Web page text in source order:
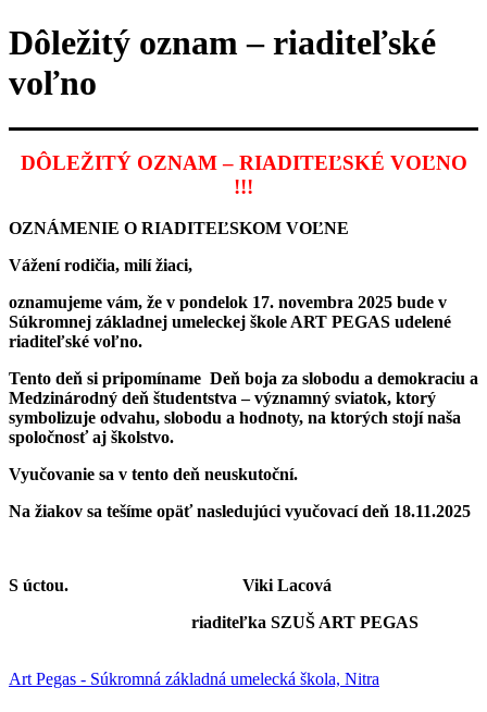
Dôležitý oznam – riaditeľské
voľno
DÔLEŽITÝ OZNAM – RIADITEĽSKÉ VOĽNO
!!!
OZNÁMENIE O RIADITEĽSKOM VOĽNE
Vážení rodičia, milí žiaci,
oznamujeme vám, že v pondelok 17. novembra 2025 bude v
Súkromnej základnej umeleckej škole ART PEGAS udelené
riaditeľské voľno.
Tento deň si pripomíname Deň boja za slobodu a demokraciu a
Medzinárodný deň študentstva – významný sviatok, ktorý
symbolizuje odvahu, slobodu a hodnoty, na ktorých stojí naša
spoločnosť aj školstvo.
Vyučovanie sa v tento deň neuskutoční.
Na žiakov sa tešíme opäť nasledujúci vyučovací deň 18.11.2025
S úctou. Viki Lacová
riaditeľka SZUŠ ART PEGAS
Art Pegas - Súkromná základná umelecká škola, Nitra